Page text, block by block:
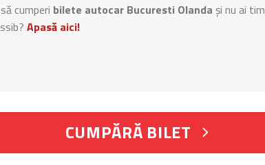
cumperi bilete autocar Bucuresti Olanda și nu ai
Apasă aici!
CUMPĂRĂ BILET